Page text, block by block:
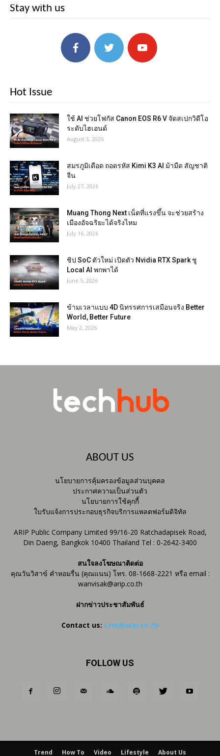
Stay with us
Hot Issue
ใช้ AI ช่วยโฟกัส Canon EOS R6 V จัดสเปกวิดีโอ
ระดับไฮเอนด์
August 3, 2026
สมรภูมิเดือด ถอดรหัส Kimi K3 AI ม้ามืด สัญชาติ
จีน
July 27, 2026
Muang Thong Next เน็ตที่แรงขึ้น จะช่วยสร้าง
เมืองอัจฉริยะได้จริงไหม
July 16, 2026
ชิป SoC ตัวใหม่ เปิดตัว Nvidia RTX Spark ชู
Local AI พกพาได้
June 5, 2026
ข้ามเวลาแบบ 4D นิทรรศการเสมือนจริง Better
World, Better Future
May 2, 2026
ABOUT US
นโยบายการคุ้มครองข้อมูลส่วนบุคคล
ประกาศความเป็นส่วนตัว
นโยบายการใช้คุกกี้
ใบรับแจ้งการประกอบธุรกิจบริการแพลตฟอร์มดิจิทัล
ARIP Public Company Limited 99/16-20 Ratchadapisek Road,
Din Daeng, Bangkok 10400 Thailand Tel : 0-2642-3400
สนใจลงโฆษณาติดต่อ
คุณวันวิสาข์ คำหอมรื่น (คุณแนน) โทร. 08-1668-2221 หรือ email :
wanvisak@arip.co.th
ฝากข่าวประชาสัมพันธ์
Contact us: ctm@arip.co.th
FOLLOW US
Trend How To Video Lifestyle About Us